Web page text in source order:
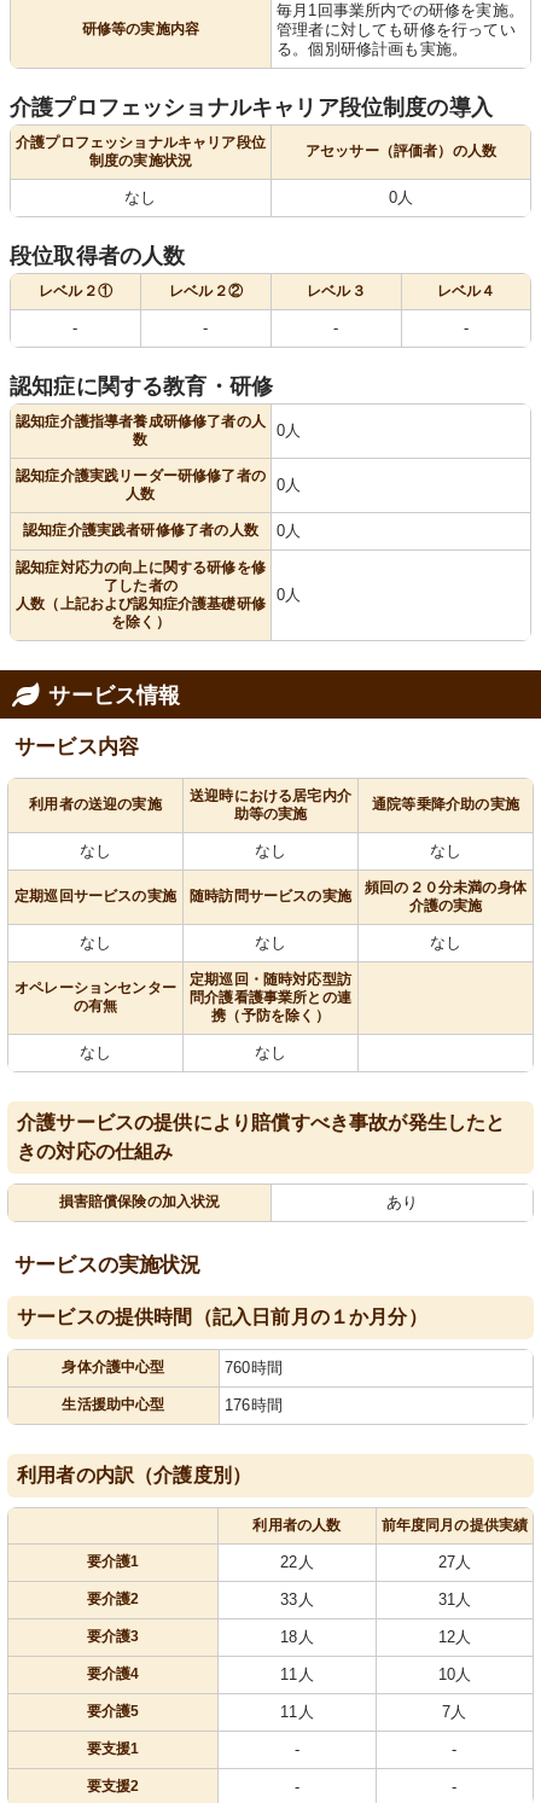
研修等の実施内容
毎月1回事業所内での研修を実施。
管理者に対しても研修を行ってい
る。個別研修計画も実施。
介護プロフェッショナルキャリア段位制度の導入
介護プロフェッショナルキャリア段位
制度の実施状況
アセッサー（評価者）の人数
なし 0人
段位取得者の人数
レベル２① レベル２② レベル３ レベル４
- - - -
認知症に関する教育・研修
認知症介護指導者養成研修修了者の人
数
0人
認知症介護実践リーダー研修修了者の
人数
0人
認知症介護実践者研修修了者の人数 0人
認知症対応力の向上に関する研修を修
了した者の
人数（上記および認知症介護基礎研修
を除く）
0人
サービス情報
サービス内容
利用者の送迎の実施
送迎時における居宅内介
助等の実施
通院等乗降介助の実施
なし なし なし
定期巡回サービスの実施 随時訪問サービスの実施
頻回の２０分未満の身体
介護の実施
なし なし なし
オペレーションセンター
の有無
定期巡回・随時対応型訪
問介護看護事業所との連
携（予防を除く）
なし なし
介護サービスの提供により賠償すべき事故が発生したと
きの対応の仕組み
損害賠償保険の加入状況 あり
サービスの実施状況
サービスの提供時間（記入日前月の１か月分）
身体介護中心型 760時間
生活援助中心型 176時間
利用者の内訳（介護度別）
利用者の人数 前年度同月の提供実績
要介護1 22人 27人
要介護2 33人 31人
要介護3 18人 12人
要介護4 11人 10人
要介護5 11人 7人
要支援1 - -
要支援2 - -